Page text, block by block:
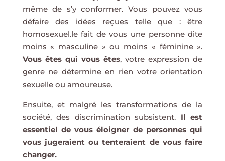
même de s’y conformer. Vous pouvez vous
défaire des idées reçues telle que : être
homosexuel.le fait de vous une personne dite
moins « masculine » ou moins « féminine ».
Vous êtes qui vous êtes, votre expression de
genre ne détermine en rien votre orientation
sexuelle ou amoureuse.
Ensuite, et malgré les transformations de la
société, des discrimination subsistent. Il est
essentiel de vous éloigner de personnes qui
vous jugeraient ou tenteraient de vous faire
changer.